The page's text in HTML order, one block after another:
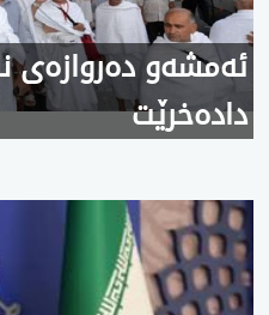
ئەمشەو دەروازەی
دادەخرێت